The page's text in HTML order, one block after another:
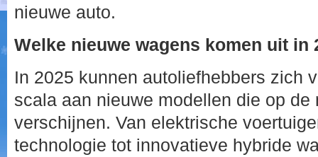
nieuwe auto.
Welke nieuwe wagens komen uit in
In 2025 kunnen autoliefhebbers zich
scala aan nieuwe modellen die op de
verschijnen. Van elektrische
technologie tot innovatieve hybride